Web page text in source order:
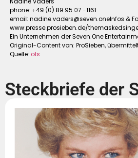
phone: +49 (0) 89 95 07 -1161
email: nadine.vaders@seven.oneInfos &
www.presse.prosieben.de/
Ein Unternehmen der Seven.One
Original-Content von: ProSieben,
Quelle: ots
Steckbriefe der